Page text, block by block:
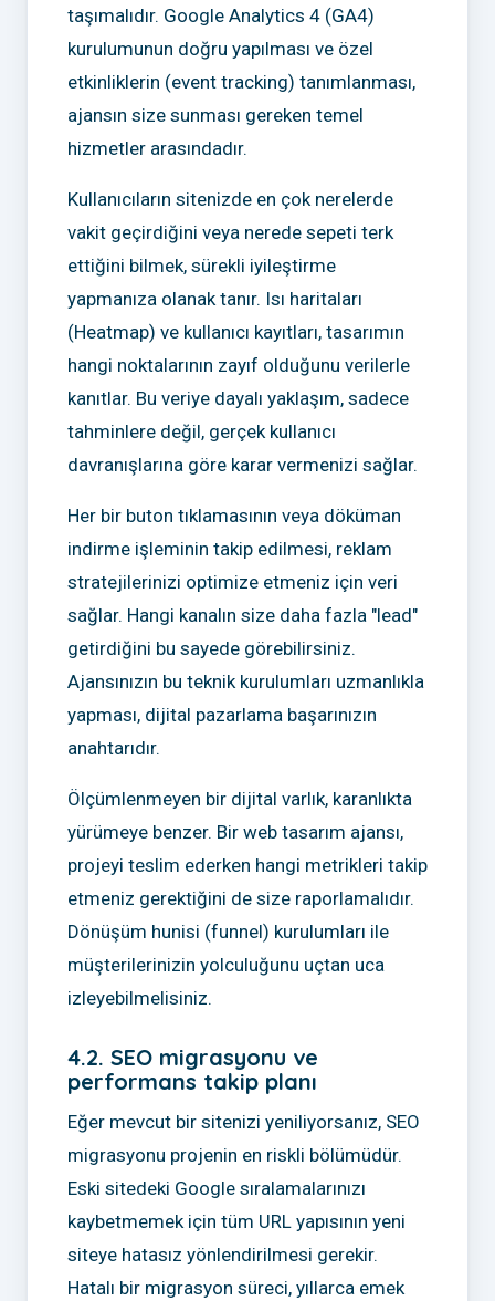
taşımalıdır. Google Analytics 4 (GA4)
kurulumunun doğru yapılması ve özel
etkinliklerin (event tracking) tanımlanması,
ajansın size sunması gereken temel
hizmetler arasındadır.
Kullanıcıların sitenizde en çok nerelerde
vakit geçirdiğini veya nerede sepeti terk
ettiğini bilmek, sürekli iyileştirme
yapmanıza olanak tanır. Isı haritaları
(Heatmap) ve kullanıcı kayıtları, tasarımın
hangi noktalarının zayıf olduğunu verilerle
kanıtlar. Bu veriye dayalı yaklaşım, sadece
tahminlere değil, gerçek kullanıcı
davranışlarına göre karar vermenizi sağlar.
Her bir buton tıklamasının veya döküman
indirme işleminin takip edilmesi, reklam
stratejilerinizi optimize etmeniz için veri
sağlar. Hangi kanalın size daha fazla "lead"
getirdiğini bu sayede görebilirsiniz.
Ajansınızın bu teknik kurulumları uzmanlıkla
yapması, dijital pazarlama başarınızın
anahtarıdır.
Ölçümlenmeyen bir dijital varlık, karanlıkta
yürümeye benzer. Bir web tasarım ajansı,
projeyi teslim ederken hangi metrikleri takip
etmeniz gerektiğini de size raporlamalıdır.
Dönüşüm hunisi (funnel) kurulumları ile
müşterilerinizin yolculuğunu uçtan uca
izleyebilmelisiniz.
4.2. SEO migrasyonu ve
performans takip planı
Eğer mevcut bir sitenizi yeniliyorsanız, SEO
migrasyonu projenin en riskli bölümüdür.
Eski sitedeki Google sıralamalarınızı
kaybetmemek için tüm URL yapısının yeni
siteye hatasız yönlendirilmesi gerekir.
Hatalı bir migrasyon süreci, yıllarca emek